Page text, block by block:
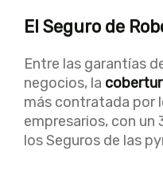
El Seguro de
Entre las garantías
negocios, la
más contratada por
empresarios, con un
los Seguros de las